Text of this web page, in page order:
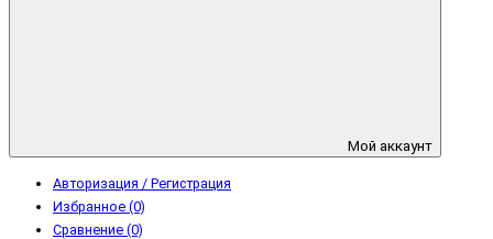
Мой аккаунт
Авторизация / Регистрация
Избранное (0)
Сравнение (0)